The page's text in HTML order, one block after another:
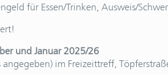
für Essen/Trinken, Ausweis/
und Januar 2025/26
im Freizeittreff,